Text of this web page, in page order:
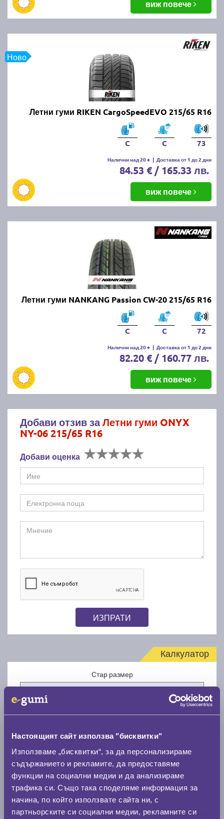
Настоящият сайт използва "бисквитки"
Използваме „бисквитки“, за да персонализираме
съдържанието и рекламите, да предоставяме
функции на социални медии и да анализираме
трафика си. Също така споделяме информация за
начина, по който използвате сайта ни, с
партньорските си социални медии, рекламните си
виж повече
Ново
Летни гуми RIKEN CargoSpeedEVO 215/65 R16
C C 73
Налични над 20 + | Доставка от 1 до 2 дни
84.53 € / 165.33 лв.
виж повече
Летни гуми NANKANG Passion CW-20 215/65 R16
C C 72
Налични над 20 + | Доставка от 1 до 2 дни
82.20 € / 160.77 лв.
виж повече
Добави отзив заЛетни гуми ONYX
NY-06 215/65 R16
Добави оценка
ИЗПРАТИ
Калкулатор
Стар размер
Нов размер